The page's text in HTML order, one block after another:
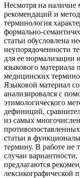
Несмотря на наличие
рекомендаций и
терминология
формально-
статьи обусловлена
неупорядоченности
для ее нормализации
языкового
медицинских
Языковой материал
анализировался с
этимологического
дефиниций,
из самых
статьи в
термину. В работе не
случаи
предлагаются
лексикографической